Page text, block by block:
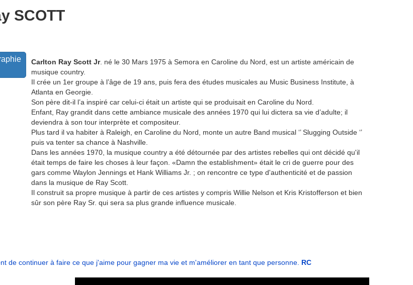
SCOTT
Carlton Ray Scott Jr. né le 30 Mars 1975 à Semora en Caroline du Nord, est un artiste américain de
musique country.
Il crée un 1er groupe à l’âge de 19 ans, puis fera des études musicales au Music Business Institute, à
Atlanta en Georgie.
Son père dit-il l’a inspiré car celui-ci était un artiste qui se produisait en Caroline du Nord.
Enfant, Ray grandit dans cette ambiance musicale des années 1970 qui lui dictera sa vie d’adulte; il
deviendra à son tour interprète et compositeur.
Plus tard il va habiter à Raleigh, en Caroline du Nord, monte un autre Band musical ‘’ Slugging Outside ‘’
puis va tenter sa chance à Nashville.
Dans les années 1970, la musique country a été détournée par des artistes rebelles qui ont décidé qu'il
était temps de faire les choses à leur façon. «Damn the establishment» était le cri de guerre pour des
gars comme Waylon Jennings et Hank Williams Jr. ; on rencontre ce type d'authenticité et de passion
dans la musique de Ray Scott.
Il construit sa propre musique à partir de ces artistes y compris Willie Nelson et Kris Kristofferson et bien
sûr son père Ray Sr. qui sera sa plus grande influence musicale.
de continuer à faire ce que j'aime pour gagner ma vie et m'améliorer en tant que personne. RC